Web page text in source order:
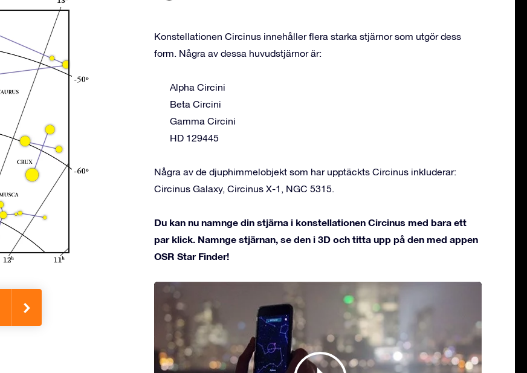
Konstellationen Circinus innehåller flera starka stjärnor som utgör dess
form. Några av dessa huvudstjärnor är:
Alpha Circini
Beta Circini
Gamma Circini
HD 129445
Några av de djuphimmelobjekt som har upptäckts Circinus inkluderar:
Circinus Galaxy, Circinus X-1, NGC 5315.
Du kan nu namnge din stjärna i konstellationen Circinus med bara ett
par klick. Namnge stjärnan, se den i 3D och titta upp på den med appen
OSR Star Finder!